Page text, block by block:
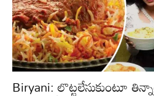
Biryani: లొట్టలేసుకుంటూ